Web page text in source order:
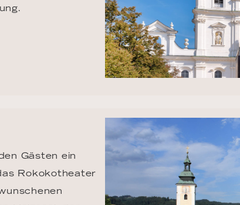
Gästen ein
Rokokotheater